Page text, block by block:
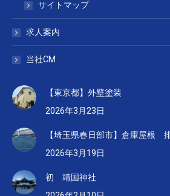
サイトマップ
求人案内
当社CM
【東京都】外壁塗装
2026年3月23日
【埼玉県春日部市】倉庫屋根
2026年3月19日
初 靖国神社